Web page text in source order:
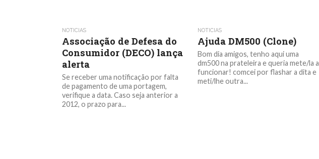
NOTICIAS
Associação de Defesa do
Consumidor (DECO) lança
alerta
Se receber uma notificação por falta
de pagamento de uma portagem,
verifique a data. Caso seja anterior a
2012, o prazo para...
NOTICIAS
Ajuda DM500 (Clone)
Bom dia amigos, tenho aqui uma
dm500 na prateleira e queria mete/la a
funcionar! comcei por flashar a dita e
meti/lhe outra...